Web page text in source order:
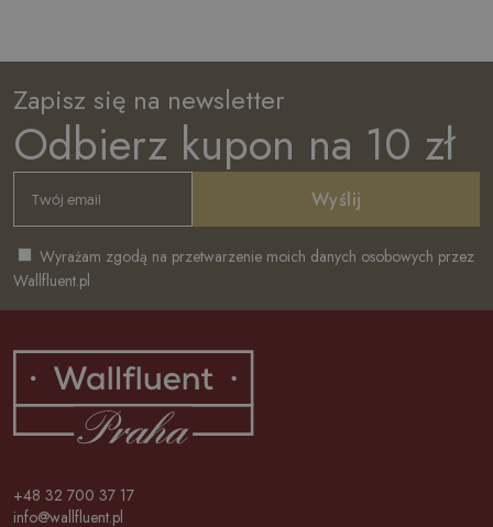
Zapisz się na newsletter
Odbierz kupon na 10 zł
Wyślij
Wyrażam zgodą na przetwarzenie moich danych osobowych przez
Wallfluent.pl
+48 32 700 37 17
info@wallfluent.pl